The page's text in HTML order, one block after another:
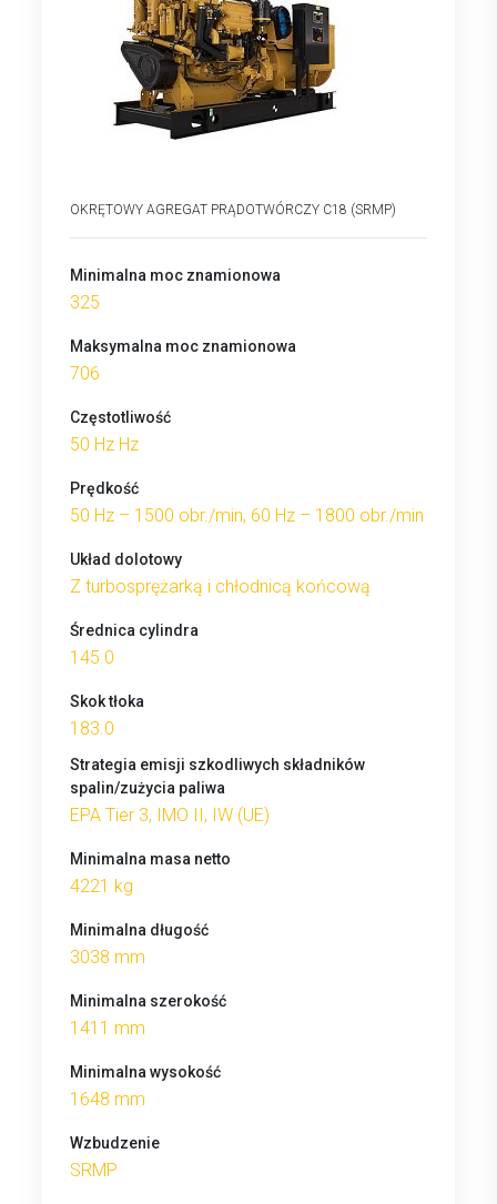
OKRĘTOWY AGREGAT PRĄDOTWÓRCZY C18 (SRMP)
Minimalna moc znamionowa
325
Maksymalna moc znamionowa
706
Częstotliwość
50 Hz Hz
Prędkość
50 Hz – 1500 obr./min, 60 Hz – 1800 obr./min
Układ dolotowy
Z turbosprężarką i chłodnicą końcową
Średnica cylindra
145.0
Skok tłoka
183.0
Strategia emisji szkodliwych składników
spalin/zużycia paliwa
EPA Tier 3, IMO II, IW (UE)
Minimalna masa netto
4221 kg
Minimalna długość
3038 mm
Minimalna szerokość
1411 mm
Minimalna wysokość
1648 mm
Wzbudzenie
SRMP